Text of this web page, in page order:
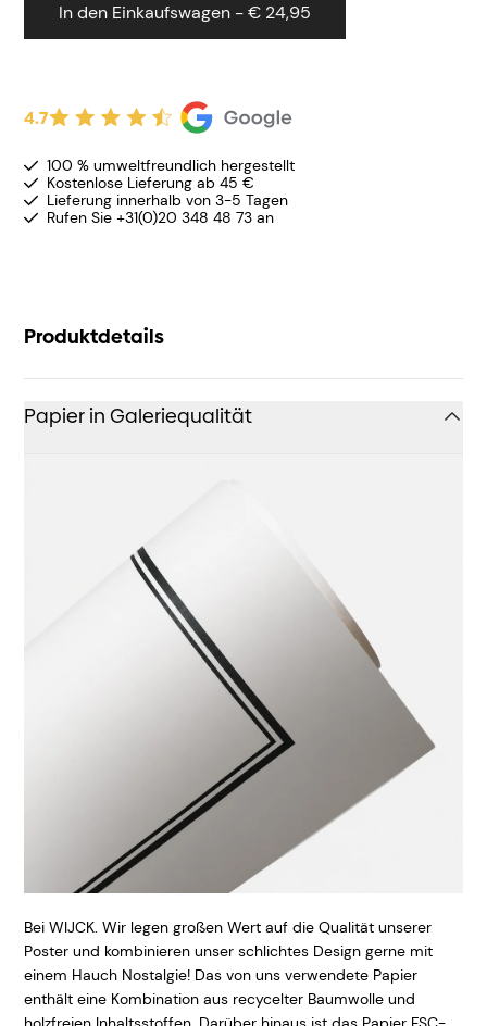
In den Einkaufswagen - € 24,95
4.7
100 % umweltfreundlich hergestellt
Kostenlose Lieferung ab 45 €
Lieferung innerhalb von 3-5 Tagen
Rufen Sie +31(0)20 348 48 73 an
Produktdetails
Papier in Galeriequalität
Bei WIJCK. Wir legen großen Wert auf die Qualität unserer
Poster und kombinieren unser schlichtes Design gerne mit
einem Hauch Nostalgie! Das von uns verwendete Papier
enthält eine Kombination aus recycelter Baumwolle und